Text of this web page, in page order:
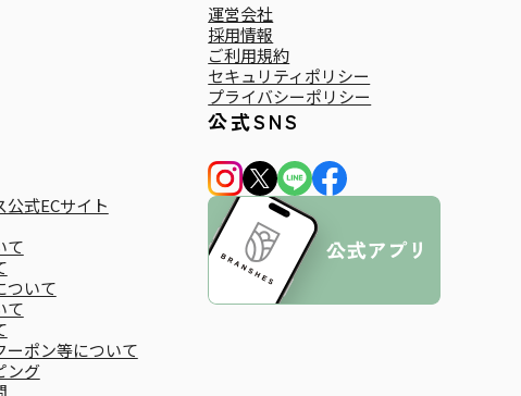
公式ECサイト
て
ついて
て
ーポン等について
ング
運営会社
採用情報
ご利用規約
セキュリティポリシー
プライバシーポリシー
公式SNS